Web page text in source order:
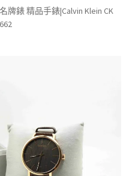
牌錶 精品手錶|Calvin Klein CK